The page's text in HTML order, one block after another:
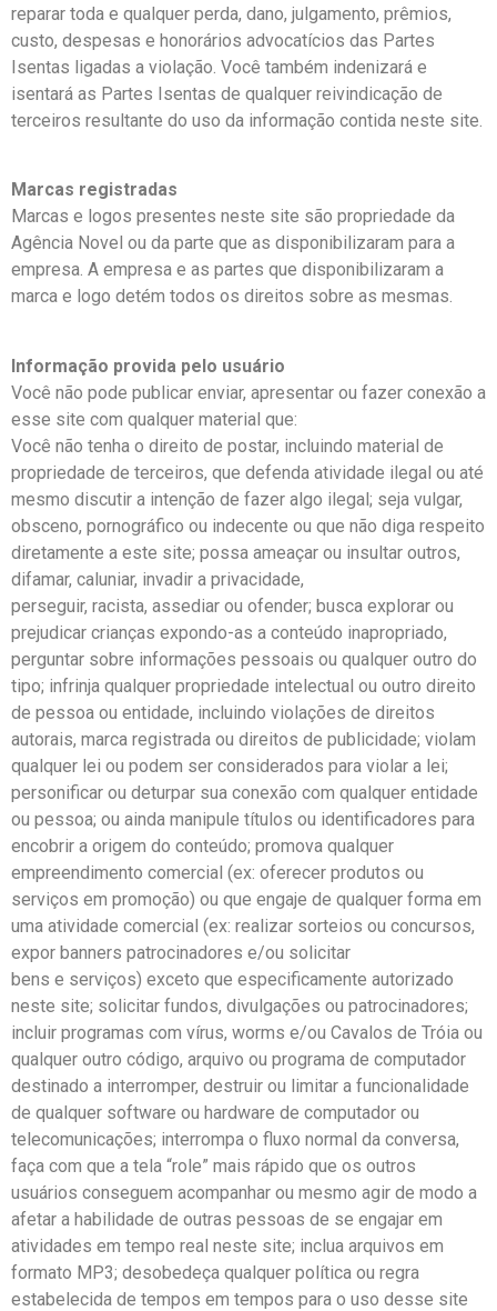
reparar toda e qualquer perda, dano, julgamento, prêmios,
custo, despesas e honorários advocatícios das Partes
Isentas ligadas a violação. Você também indenizará e
isentará as Partes Isentas de qualquer reivindicação de
terceiros resultante do uso da informação contida neste site.
Marcas registradas
Marcas e logos presentes neste site são propriedade da
Agência Novel ou da parte que as disponibilizaram para a
empresa. A empresa e as partes que disponibilizaram a
marca e logo detém todos os direitos sobre as mesmas.
Informação provida pelo usuário
Você não pode publicar enviar, apresentar ou fazer conexão a
esse site com qualquer material que:
Você não tenha o direito de postar, incluindo material de
propriedade de terceiros, que defenda atividade ilegal ou até
mesmo discutir a intenção de fazer algo ilegal; seja vulgar,
obsceno, pornográfico ou indecente ou que não diga respeito
diretamente a este site; possa ameaçar ou insultar outros,
difamar, caluniar, invadir a privacidade,
perseguir, racista, assediar ou ofender; busca explorar ou
prejudicar crianças expondo-as a conteúdo inapropriado,
perguntar sobre informações pessoais ou qualquer outro do
tipo; infrinja qualquer propriedade intelectual ou outro direito
de pessoa ou entidade, incluindo violações de direitos
autorais, marca registrada ou direitos de publicidade; violam
qualquer lei ou podem ser considerados para violar a lei;
personificar ou deturpar sua conexão com qualquer entidade
ou pessoa; ou ainda manipule títulos ou identificadores para
encobrir a origem do conteúdo; promova qualquer
empreendimento comercial (ex: oferecer produtos ou
serviços em promoção) ou que engaje de qualquer forma em
uma atividade comercial (ex: realizar sorteios ou concursos,
expor banners patrocinadores e/ou solicitar
bens e serviços) exceto que especificamente autorizado
neste site; solicitar fundos, divulgações ou patrocinadores;
incluir programas com vírus, worms e/ou Cavalos de Tróia ou
qualquer outro código, arquivo ou programa de computador
destinado a interromper, destruir ou limitar a funcionalidade
de qualquer software ou hardware de computador ou
telecomunicações; interrompa o fluxo normal da conversa,
faça com que a tela “role” mais rápido que os outros
usuários conseguem acompanhar ou mesmo agir de modo a
afetar a habilidade de outras pessoas de se engajar em
atividades em tempo real neste site; inclua arquivos em
formato MP3; desobedeça qualquer política ou regra
estabelecida de tempos em tempos para o uso desse site